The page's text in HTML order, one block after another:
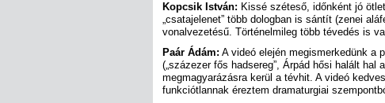
Kopcsik István: Kissé széteső, időnként jó
„csatajelenet” több dologban is sántít (zenei
vonalvezetésű. Történelmileg több tévedés is
Paár Ádám: A videó elején megismerkedünk a
(„százezer fős hadsereg”, Árpád hősi halált hal
megmagyarázásra kerül a tévhit. A videó
funkciótlannak éreztem dramaturgiai